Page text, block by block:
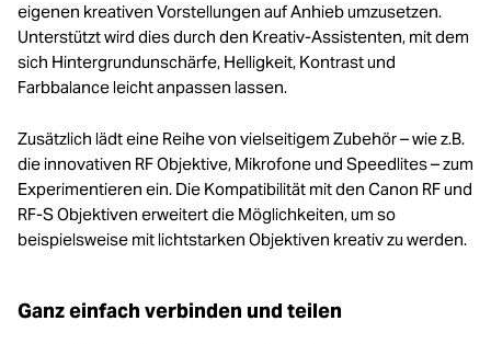
eigenen kreativen Vorstellungen auf Anhieb umzusetzen.
Unterstützt wird dies durch den Kreativ-Assistenten, mit dem
sich Hintergrundunschärfe, Helligkeit, Kontrast und
Farbbalance leicht anpassen lassen.
Zusätzlich lädt eine Reihe von vielseitigem Zubehör – wie z.B.
die innovativen RF Objektive, Mikrofone und Speedlites – zum
Experimentieren ein. Die Kompatibilität mit den Canon RF und
RF-S Objektiven erweitert die Möglichkeiten, um so
beispielsweise mit lichtstarken Objektiven kreativ zu werden.
Ganz einfach verbinden und teilen